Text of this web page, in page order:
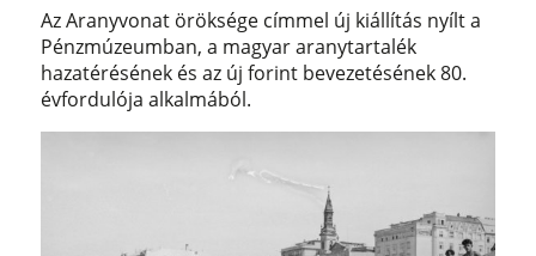
Az Aranyvonat öröksége címmel új kiállítás nyílt a
Pénzmúzeumban, a magyar aranytartalék
hazatérésének és az új forint bevezetésének 80.
évfordulója alkalmából.